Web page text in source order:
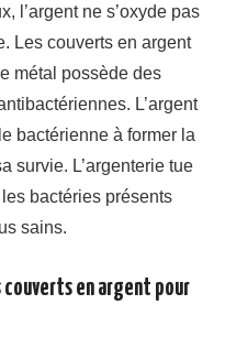
l’argent ne s’oxyde pas
Les couverts en argent
métal possède des
L’argent
bactérienne à former la
survie. L’argenterie tue
bactéries présents
sains.
couverts en argent pour